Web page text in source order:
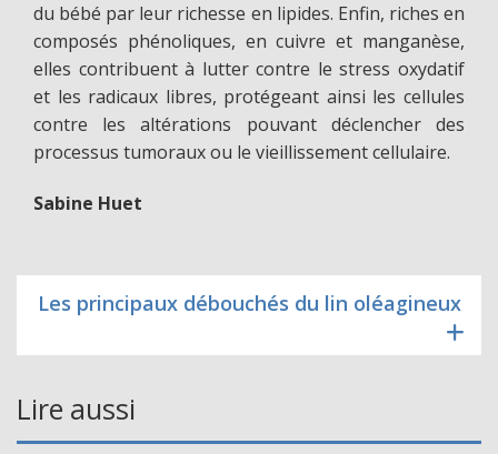
du bébé par leur richesse en lipides. Enfin, riches en
composés phénoliques, en cuivre et manganèse,
elles contribuent à lutter contre le stress oxydatif
et les radicaux libres, protégeant ainsi les cellules
contre les altérations pouvant déclencher des
processus tumoraux ou le vieillissement cellulaire.
Sabine Huet
Les principaux débouchés du lin oléagineux
Lire aussi